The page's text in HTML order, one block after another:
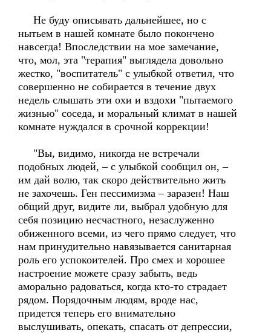
Не буду описывать дальнейшее, но с
нытьем в нашей комнате было покончено
навсегда! Впоследствии на мое замечание,
что, мол, эта "терапия" выглядела довольно
жестко, "воспитатель" с улыбкой ответил, что
совершенно не собирается в течение двух
недель слышать эти охи и вздохи "пытаемого
жизнью" соседа, и моральный климат в нашей
комнате нуждался в срочной коррекции!
"Вы, видимо, никогда не встречали
подобных людей, – с улыбкой сообщил он, –
им дай волю, так скоро действительно жить
не захочешь. Ген пессимизма – заразен! Наш
общий друг, видите ли, выбрал удобную для
себя позицию несчастного, незаслуженно
обиженного всеми, из чего прямо следует, что
нам принудительно навязывается санитарная
роль его успокоителей. Про смех и хорошее
настроение можете сразу забыть, ведь
аморально радоваться, когда кто-то страдает
рядом. Порядочным людям, вроде нас,
придется теперь его внимательно
выслушивать, опекать, спасать от депрессии,